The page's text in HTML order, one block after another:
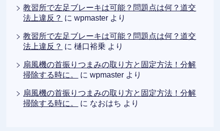
教習所で左足ブレーキは可能？問題点は何？道交
法上違反？ にwpmaster より
教習所で左足ブレーキは可能？問題点は何？道交
法上違反？ に樋口裕乗 より
扇風機の首振りつまみの取り方と固定方法！分解
掃除する時に。
にwpmaster より
扇風機の首振りつまみの取り方と固定方法！分解
掃除する時に。
に なおはち より